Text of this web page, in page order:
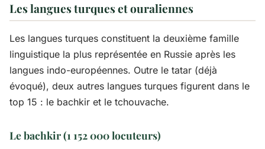
Les langues turques et ouraliennes
Les langues turques constituent la deuxième famille
linguistique la plus représentée en Russie après les
langues indo-européennes. Outre le tatar (déjà
évoqué), deux autres langues turques figurent dans le
top 15 : le bachkir et le tchouvache.
Le bachkir (1 152 000 locuteurs)